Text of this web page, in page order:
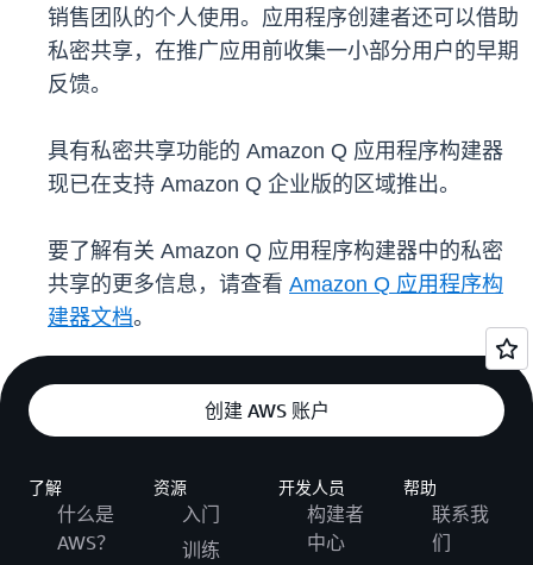
销售团队的个人使用。应用程序创建者还可以借助
私密共享，在推广应用前收集一小部分用户的早期
反馈。
具有私密共享功能的 Amazon Q 应用程序构建器
现已在支持 Amazon Q 企业版的区域推出。
要了解有关 Amazon Q 应用程序构建器中的私密
共享的更多信息，请查看 Amazon Q 应用程序构
建器文档。
创建 AWS 账户
了解
什么是
AWS？
资源
入门
训练
开发人员
构建者
中心
帮助
联系我
们